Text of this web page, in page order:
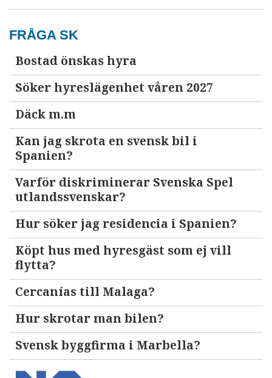
FRÅGA SK
Bostad önskas hyra
Söker hyreslägenhet våren 2027
Däck m.m
Kan jag skrota en svensk bil i
Spanien?
Varför diskriminerar Svenska Spel
utlandssvenskar?
Hur söker jag residencia i Spanien?
Köpt hus med hyresgäst som ej vill
flytta?
Cercanías till Malaga?
Hur skrotar man bilen?
Svensk byggfirma i Marbella?